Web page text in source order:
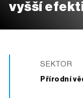
vyšší
SEKTOR
Přírodní